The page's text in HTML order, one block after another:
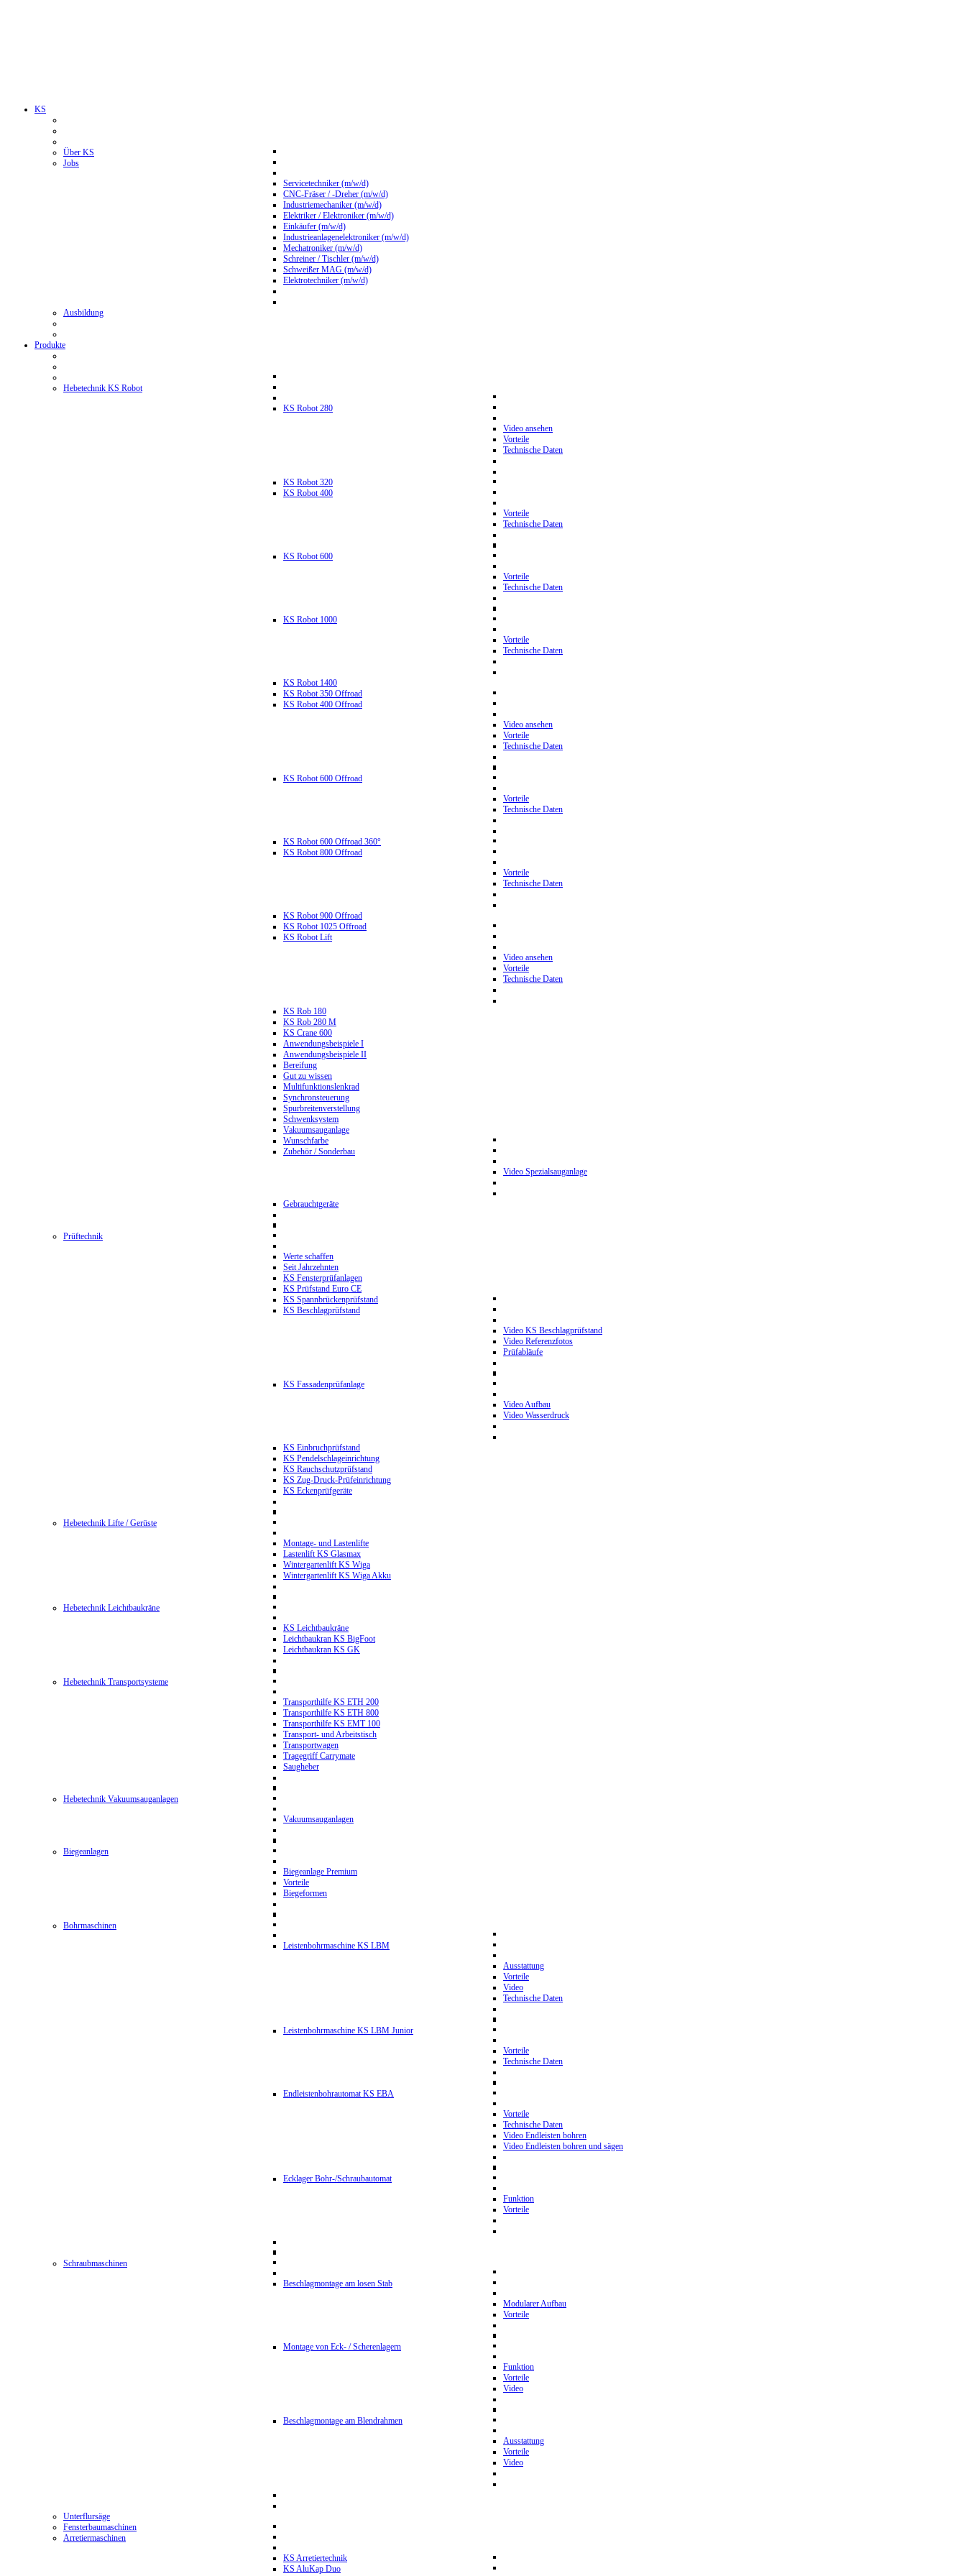
KS
Über KS
Jobs
Servicetechniker (m/w/d)
CNC-Fräser / -Dreher (m/w/d)
Industriemechaniker (m/w/d)
Elektriker / Elektroniker (m/w/d)
Einkäufer (m/w/d)
Industrieanlagenelektroniker (m/w/d)
Mechatroniker (m/w/d)
Schreiner / Tischler (m/w/d)
Schweißer MAG (m/w/d)
Elektrotechniker (m/w/d)
Ausbildung
Produkte
Hebetechnik KS Robot
KS Robot 280
Video ansehen
Vorteile
Technische Daten
KS Robot 320
KS Robot 400
Vorteile
Technische Daten
KS Robot 600
Vorteile
Technische Daten
KS Robot 1000
Vorteile
Technische Daten
KS Robot 1400
KS Robot 350 Offroad
KS Robot 400 Offroad
Video ansehen
Vorteile
Technische Daten
KS Robot 600 Offroad
Vorteile
Technische Daten
KS Robot 600 Offroad 360°
KS Robot 800 Offroad
Vorteile
Technische Daten
KS Robot 900 Offroad
KS Robot 1025 Offroad
KS Robot Lift
Video ansehen
Vorteile
Technische Daten
KS Rob 180
KS Rob 280 M
KS Crane 600
Anwendungsbeispiele I
Anwendungsbeispiele II
Bereifung
Gut zu wissen
Multifunktionslenkrad
Synchronsteuerung
Spurbreitenverstellung
Schwenksystem
Vakuumsauganlage
Wunschfarbe
Zubehör / Sonderbau
Video Spezialsauganlage
Gebrauchtgeräte
Prüftechnik
Werte schaffen
Seit Jahrzehnten
KS Fensterprüfanlagen
KS Prüfstand Euro CE
KS Spannbrückenprüfstand
KS Beschlagprüfstand
Video KS Beschlagprüfstand
Video Referenzfotos
Prüfabläufe
KS Fassadenprüfanlage
Video Aufbau
Video Wasserdruck
KS Einbruchprüfstand
KS Pendelschlageinrichtung
KS Rauchschutzprüfstand
KS Zug-Druck-Prüfeinrichtung
KS Eckenprüfgeräte
Hebetechnik Lifte / Gerüste
Montage- und Lastenlifte
Lastenlift KS Glasmax
Wintergartenlift KS Wiga
Wintergartenlift KS Wiga Akku
Hebetechnik Leichtbaukräne
KS Leichtbaukräne
Leichtbaukran KS BigFoot
Leichtbaukran KS GK
Hebetechnik Transportsysteme
Transporthilfe KS ETH 200
Transporthilfe KS ETH 800
Transporthilfe KS EMT 100
Transport- und Arbeitstisch
Transportwagen
Tragegriff Carrymate
Saugheber
Hebetechnik Vakuumsauganlagen
Vakuumsauganlagen
Biegeanlagen
Biegeanlage Premium
Vorteile
Biegeformen
Bohrmaschinen
Leistenbohrmaschine KS LBM
Ausstattung
Vorteile
Video
Technische Daten
Leistenbohrmaschine KS LBM Junior
Vorteile
Technische Daten
Endleistenbohrautomat KS EBA
Vorteile
Technische Daten
Video Endleisten bohren
Video Endleisten bohren und sägen
Ecklager Bohr-/Schraubautomat
Funktion
Vorteile
Schraubmaschinen
Beschlagmontage am losen Stab
Modularer Aufbau
Vorteile
Montage von Eck- / Scherenlagern
Funktion
Vorteile
Video
Beschlagmontage am Blendrahmen
Ausstattung
Vorteile
Video
Unterflursäge
Fensterbaumaschinen
Arretiermaschinen
KS Arretiertechnik
KS AluKap Duo